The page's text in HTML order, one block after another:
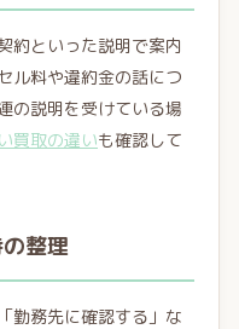
約といった説明で案内
ル料や違約金の話につ
の説明を受けている場
買取の違いも確認して
整理
勤務先に確認する」な